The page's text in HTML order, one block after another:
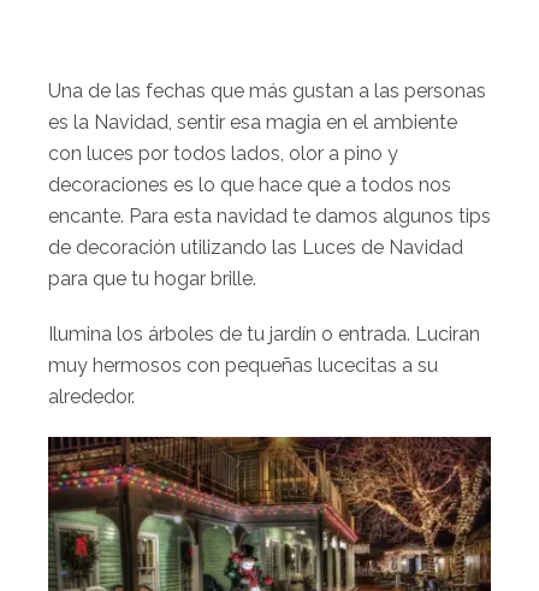
Una de las fechas que más gustan a las personas
es la Navidad, sentir esa magia en el ambiente
con luces por todos lados, olor a pino y
decoraciones es lo que hace que a todos nos
encante. Para esta navidad te damos algunos tips
de decoración utilizando las Luces de Navidad
para que tu hogar brille.
Ilumina los árboles de tu jardín o entrada. Luciran
muy hermosos con pequeñas lucecitas a su
alrededor.